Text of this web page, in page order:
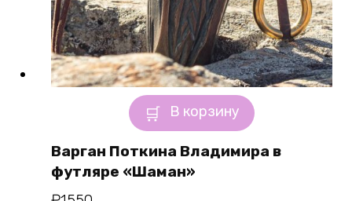
В корзину
Варган Поткина Владимира в
футляре «Шаман»